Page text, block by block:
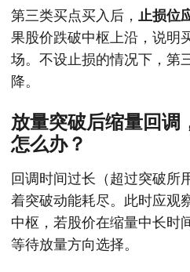
第三类买点买入后， 止损位
果股价跌破中枢上沿，说明
场。不设止损的情况下，第
降。
放量突破后缩量回调
怎么办？
回调时间过长（超过突破所
着突破动能耗尽。此时应观
中枢，若股价在缩量中长时
等待放量方向选择。